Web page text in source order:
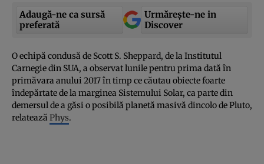
Adaugă-ne ca sursă
preferată
Urmărește-ne in
Discover
O echipă condusă de Scott S. Sheppard, de la Institutul
Carnegie din SUA, a observat lunile pentru prima dată în
primăvara anului 2017 în timp ce căutau obiecte foarte
îndepărtate de la marginea Sistemului Solar, ca parte din
demersul de a găsi o posibilă planetă masivă dincolo de Pluto,
relatează Phys.